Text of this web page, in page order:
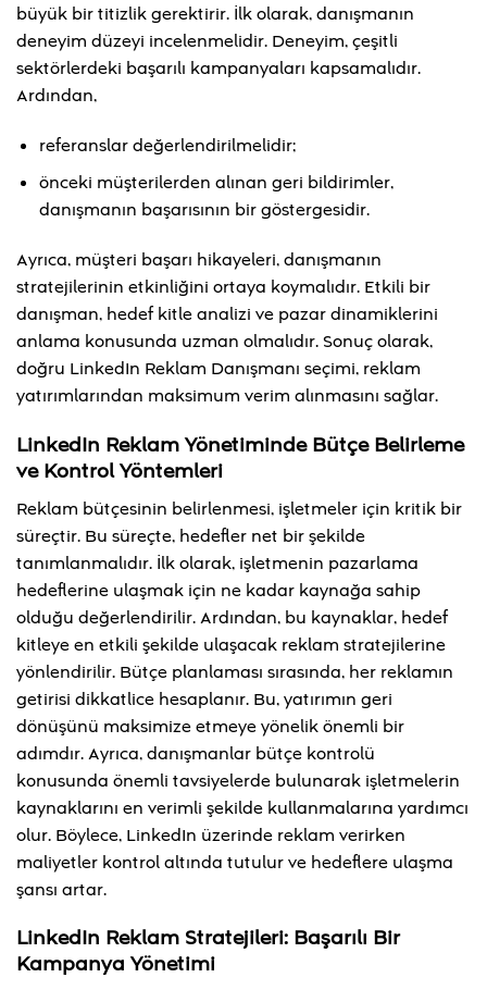
büyük bir titizlik gerektirir. İlk olarak, danışmanın
deneyim düzeyi incelenmelidir. Deneyim, çeşitli
sektörlerdeki başarılı kampanyaları kapsamalıdır.
Ardından,
referanslar değerlendirilmelidir;
önceki müşterilerden alınan geri bildirimler,
danışmanın başarısının bir göstergesidir.
Ayrıca, müşteri başarı hikayeleri, danışmanın
stratejilerinin etkinliğini ortaya koymalıdır. Etkili bir
danışman, hedef kitle analizi ve pazar dinamiklerini
anlama konusunda uzman olmalıdır. Sonuç olarak,
doğru LinkedIn Reklam Danışmanı seçimi, reklam
yatırımlarından maksimum verim alınmasını sağlar.
LinkedIn Reklam Yönetiminde Bütçe Belirleme
ve Kontrol Yöntemleri
Reklam bütçesinin belirlenmesi, işletmeler için kritik bir
süreçtir. Bu süreçte, hedefler net bir şekilde
tanımlanmalıdır. İlk olarak, işletmenin pazarlama
hedeflerine ulaşmak için ne kadar kaynağa sahip
olduğu değerlendirilir. Ardından, bu kaynaklar, hedef
kitleye en etkili şekilde ulaşacak reklam stratejilerine
yönlendirilir. Bütçe planlaması sırasında, her reklamın
getirisi dikkatlice hesaplanır. Bu, yatırımın geri
dönüşünü maksimize etmeye yönelik önemli bir
adımdır. Ayrıca, danışmanlar bütçe kontrolü
konusunda önemli tavsiyelerde bulunarak işletmelerin
kaynaklarını en verimli şekilde kullanmalarına yardımcı
olur. Böylece, LinkedIn üzerinde reklam verirken
maliyetler kontrol altında tutulur ve hedeflere ulaşma
şansı artar.
LinkedIn Reklam Stratejileri: Başarılı Bir
Kampanya Yönetimi